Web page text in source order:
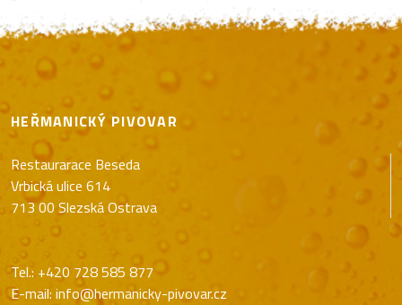
HEŘMANICKÝ PIVOVAR
Restaurarace Beseda
Vrbická ulice 614
713 00 Slezská Ostrava
Tel.: +420 728 585 877
E-mail: info@hermanicky-pivovar.cz